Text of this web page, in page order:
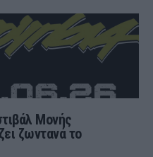
Μονής
ζωντανά το